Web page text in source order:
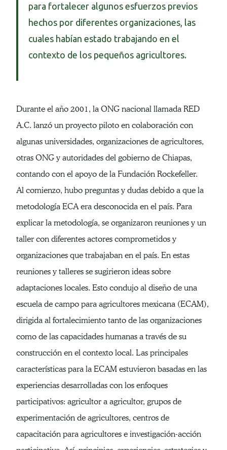
para fortalecer algunos esfuerzos previos
hechos por diferentes organizaciones, las
cuales habían estado trabajando en el
contexto de los pequeños agricultores.
Durante el año 2001, la ONG nacional llamada RED
A.C. lanzó un proyecto piloto en colaboración con
algunas universidades, organizaciones de agricultores,
otras ONG y autoridades del gobierno de Chiapas,
contando con el apoyo de la Fundación Rockefeller.
Al comienzo, hubo preguntas y dudas debido a que la
metodología ECA era desconocida en el país. Para
explicar la metodología, se organizaron reuniones y un
taller con diferentes actores comprometidos y
organizaciones que trabajaban en el país. En estas
reuniones y talleres se sugirieron ideas sobre
adaptaciones locales. Esto condujo al diseño de una
escuela de campo para agricultores mexicana (ECAM),
dirigida al fortalecimiento tanto de las organizaciones
como de las capacidades humanas a través de su
construcción en el contexto local. Las principales
características para la ECAM estuvieron basadas en las
experiencias desarrolladas con los enfoques
participativos: agricultor a agricultor, grupos de
experimentación de agricultores, centros de
capacitación para agricultores e investigación-acción